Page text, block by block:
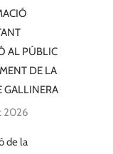
AL PÚBLIC
DE LA
GALLINERA
2026
de la